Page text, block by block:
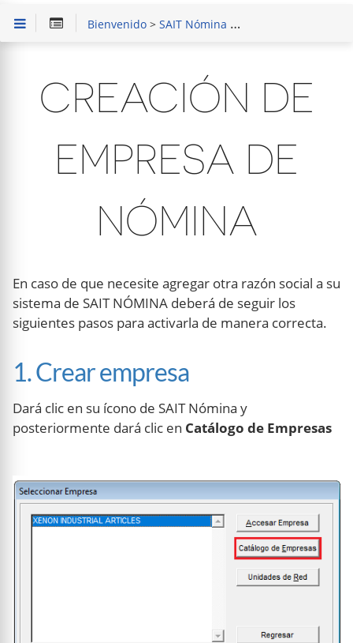
Bienvenido> SAIT Nómina Procesos frecuentes
CREACIÓN DE
EMPRESA DE
NÓMINA
En caso de que necesite agregar otra razón social a su
sistema de SAIT NÓMINA deberá de seguir los
siguientes pasos para activarla de manera correcta.
1. Crear empresa
Dará clic en su ícono de SAIT Nómina y
posteriormente dará clic en Catálogo de Empresas